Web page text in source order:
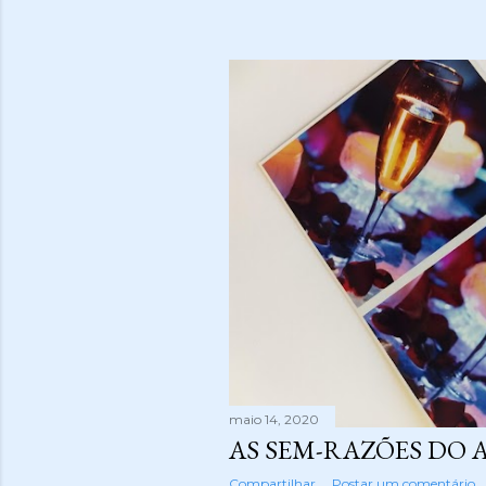
maio 14, 2020
AS SEM-RAZÕES DO